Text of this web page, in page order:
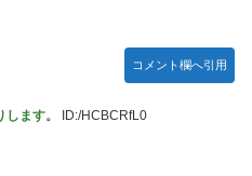
長になりました 第45話
とかいうシリーズ初の宇宙怪獣
たの瞳には」
コメント欄へ引用
ます。 ID:/HCBCRfL0